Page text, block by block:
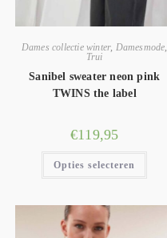
Dames collectie winter, Damesmode,
Trui
Sanibel sweater neon pink
TWINS the label
€119,95
Opties selecteren